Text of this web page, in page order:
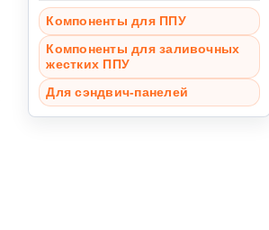
Компоненты для ППУ
Компоненты для заливочных
жестких ППУ
Для сэндвич-панелей